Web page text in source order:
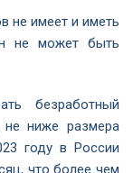
не имеет и иметь
не может быть
безработный
ниже размера
году в России
что более чем